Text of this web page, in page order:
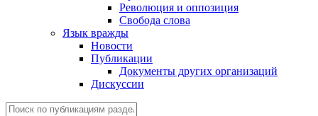
Революция и оппозиция
Свобода слова
Язык вражды
Новости
Публикации
Документы других организаций
Дискуссии